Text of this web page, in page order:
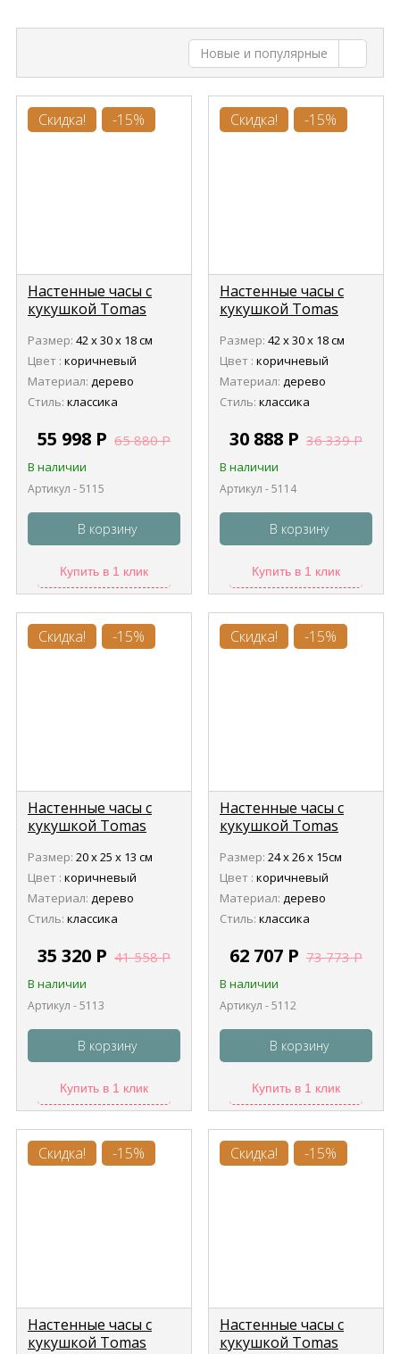
Новые и популярные
Скидка! -15%
Настенные часы с
кукушкой Tomas
Размер: 42 х 30 х 18 см
Цвет : коричневый
Материал: дерево
Стиль: классика
55 998 Р 65 880Р
В наличии
Артикул - 5115
В корзину
Купить в 1 клик
Скидка! -15%
Настенные часы с
кукушкой Tomas
Размер: 42 х 30 х 18 см
Цвет : коричневый
Материал: дерево
Стиль: классика
30 888 Р 36 339Р
В наличии
Артикул - 5114
В корзину
Купить в 1 клик
Скидка! -15%
Настенные часы с
кукушкой Tomas
Размер: 20 х 25 х 13 см
Цвет : коричневый
Материал: дерево
Стиль: классика
35 320 Р 41 558Р
В наличии
Артикул - 5113
В корзину
Купить в 1 клик
Скидка! -15%
Настенные часы с
кукушкой Tomas
Размер: 24 х 26 х 15см
Цвет : коричневый
Материал: дерево
Стиль: классика
62 707 Р 73 773Р
В наличии
Артикул - 5112
В корзину
Купить в 1 клик
Скидка! -15%
Настенные часы с
кукушкой Tomas
Скидка! -15%
Настенные часы с
кукушкой Tomas